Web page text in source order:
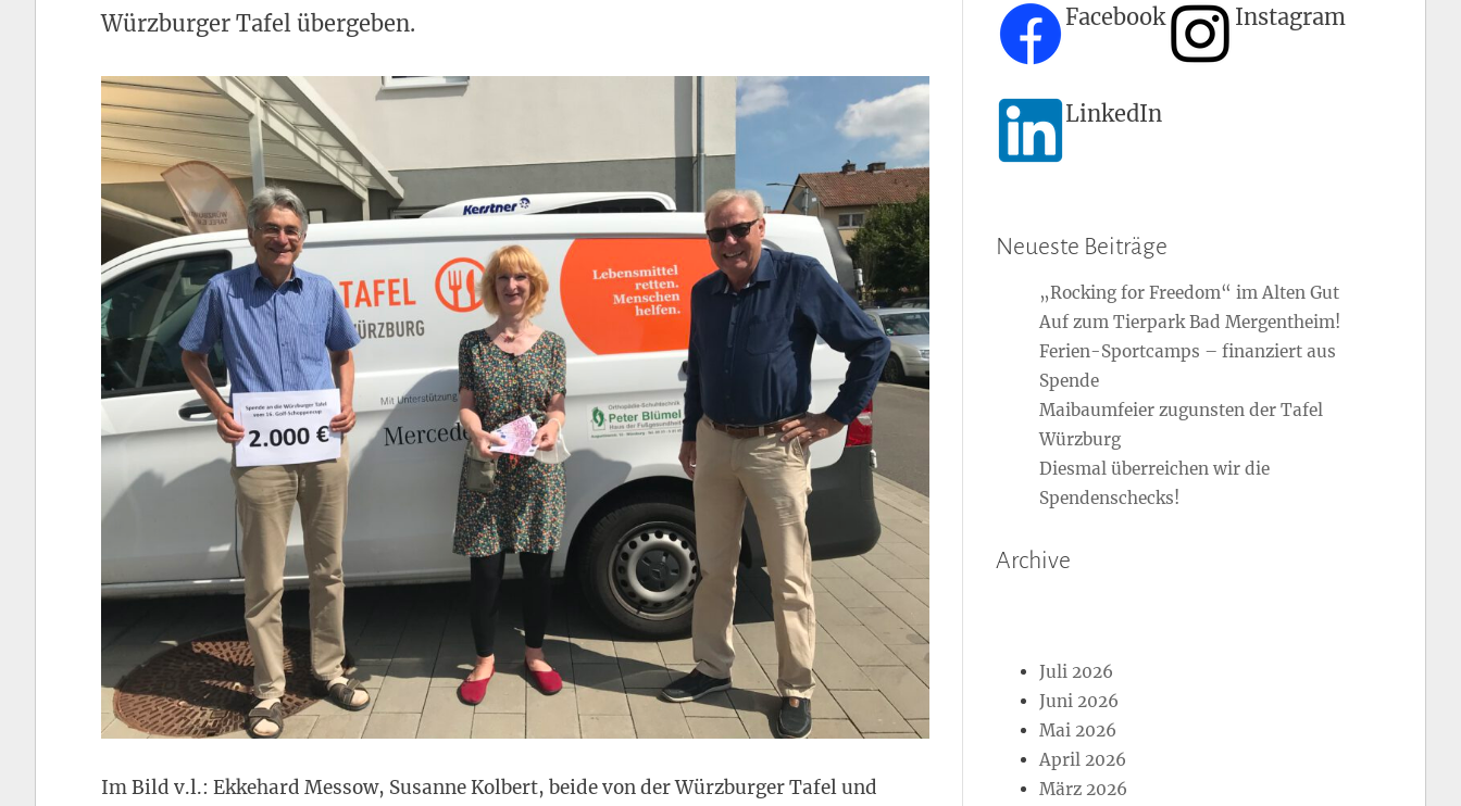
Würzburger Tafel übergeben.
Im Bild v.l.: Ekkehard Messow, Susanne Kolbert, beide von der Würzburger Tafel und
Facebook Instagram
LinkedIn
Neueste Beiträge
„Rocking for Freedom“ im Alten Gut
Auf zum Tierpark Bad Mergentheim!
Ferien-Sportcamps – finanziert aus
Spende
Maibaumfeier zugunsten der Tafel
Würzburg
Diesmal überreichen wir die
Spendenschecks!
Archive
Juli 2026
Juni 2026
Mai 2026
April 2026
März 2026